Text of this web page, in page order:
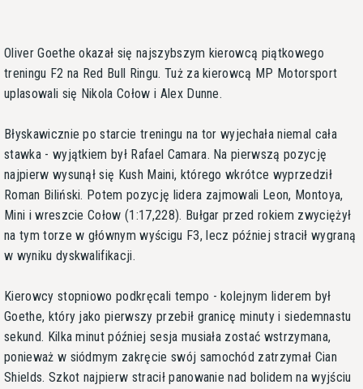
Oliver Goethe okazał się najszybszym kierowcą piątkowego
treningu F2 na Red Bull Ringu. Tuż za kierowcą MP Motorsport
uplasowali się Nikola Cołow i Alex Dunne.
Błyskawicznie po starcie treningu na tor wyjechała niemal cała
stawka - wyjątkiem był Rafael Camara. Na pierwszą pozycję
najpierw wysunął się Kush Maini, którego wkrótce wyprzedził
Roman Biliński. Potem pozycję lidera zajmowali Leon, Montoya,
Mini i wreszcie Cołow (1:17,228). Bułgar przed rokiem zwyciężył
na tym torze w głównym wyścigu F3, lecz później stracił wygraną
w wyniku dyskwalifikacji.
Kierowcy stopniowo podkręcali tempo - kolejnym liderem był
Goethe, który jako pierwszy przebił granicę minuty i siedemnastu
sekund. Kilka minut później sesja musiała zostać wstrzymana,
ponieważ w siódmym zakręcie swój samochód zatrzymał Cian
Shields. Szkot najpierw stracił panowanie nad bolidem na wyjściu